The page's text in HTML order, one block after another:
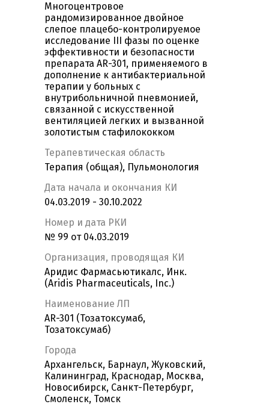
Многоцентровое
рандомизированное двойное
слепое плацебо-контролируемое
исследование III фазы по оценке
эффективности и безопасности
препарата AR-301, применяемого в
дополнение к антибактериальной
терапии у больных с
внутрибольничной пневмонией,
связанной с искусственной
вентиляцией легких и вызванной
золотистым стафилококком
Терапевтическая область
Терапия (общая), Пульмонология
Дата начала и окончания КИ
04.03.2019 - 30.10.2022
Номер и дата РКИ
№ 99 от 04.03.2019
Организация, проводящая КИ
Аридис Фармасьютикалс, Инк.
(Aridis Pharmaceuticals, Inc.)
Наименование ЛП
AR-301 (Тозатоксумаб,
Тозатоксумаб)
Города
Архангельск, Барнаул, Жуковский,
Калининград, Краснодар, Москва,
Новосибирск, Санкт-Петербург,
Смоленск, Томск